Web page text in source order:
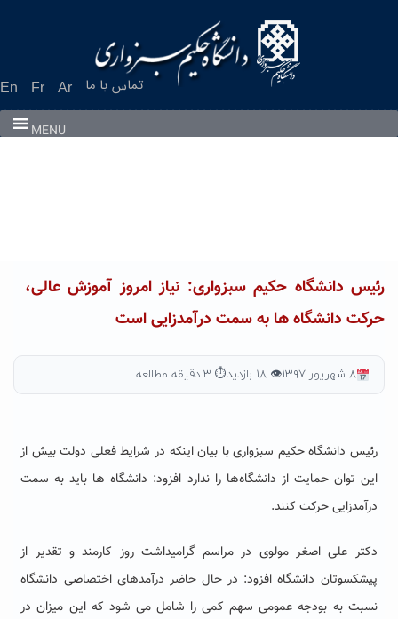
En Fr Ar تماس با ما
MENU
رئیس دانشگاه حکیم سبزواری: نیاز امروز آموزش عالی،
حرکت دانشگاه ها به سمت درآمدزایی است
۸ شهریور ۱۳۹۷ 👁 ۱۸ بازدید ⏱ ۳ دقیقه مطالعه
رئیس دانشگاه حکیم سبزواری با بیان اینکه در شرایط فعلی دولت بیش از
این توان حمایت از دانشگاه‌ها را ندارد افزود: دانشگاه ها باید به سمت
درآمدزایی حرکت کنند.
دکتر علی اصغر مولوی در مراسم گرامیداشت روز کارمند و تقدیر از
پیشکسوتان دانشگاه افزود: در حال حاضر درآمدهای اختصاصی دانشگاه
نسبت به بودجه عمومی سهم کمی را شامل می شود که این میزان در